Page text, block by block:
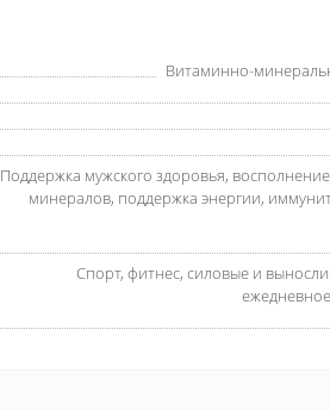
Витаминно-
Поддержка мужского здоровья,
минералов, поддержка энергии,
Спорт, фитнес, силовые и